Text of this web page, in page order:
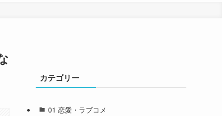
カテゴリー
01 恋愛・ラブコメ